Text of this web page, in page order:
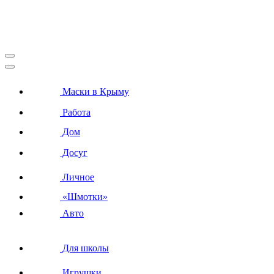
Маски в Крыму
Работа
Дом
Досуг
Личное
«Шмотки»
Авто
Для школы